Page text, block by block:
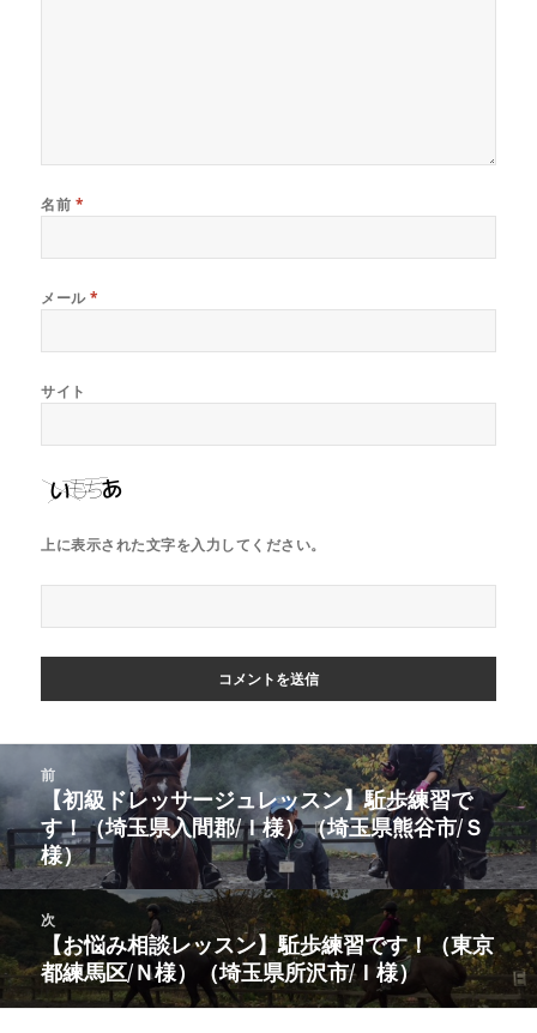
名前 *
メール*
サイト
上に表示された文字を入力してください。
稿
ナ
ビ
ゲ
シ
ョ
ン
前
前
の
投
稿:
【初級ドレッサージュレッスン】駈歩練習で
す！（埼玉県入間郡/Ｉ様）（埼玉県熊谷市/Ｓ
様）
次
次
の
投
【お悩み相談レッスン】駈歩練習です！（東京
都練馬区/Ｎ様）（埼玉県所沢市/Ｉ様）